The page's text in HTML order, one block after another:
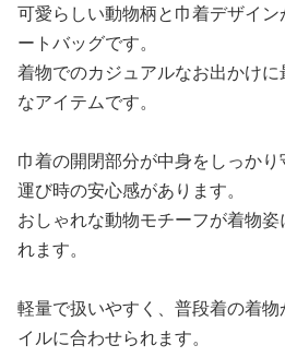
可愛らしい動物柄と巾着デザイ
ートバッグです。
着物でのカジュアルなお出かけ
なアイテムです。
巾着の開閉部分が中身をしっか
運び時の安心感があります。
おしゃれな動物モチーフが着物姿
れます。
軽量で扱いやすく、普段着の着
イルに合わせられます。